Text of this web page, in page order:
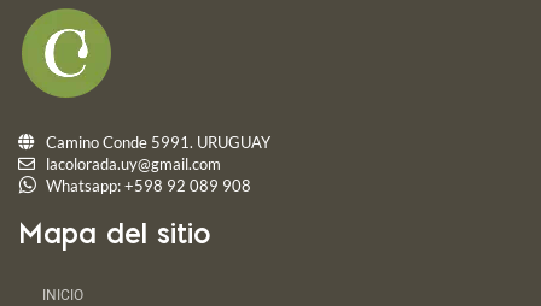
Camino Conde 5991. URUGUAY
lacolorada.uy@gmail.com
Whatsapp: +598 92 089 908
Mapa del sitio
INICIO